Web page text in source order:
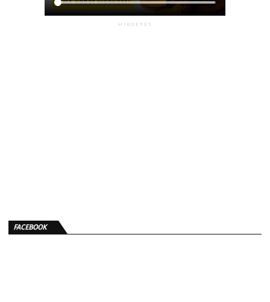
HIRDETÉS
FACEBOOK